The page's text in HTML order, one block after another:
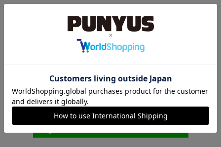
他のサイトIDで新規会員登録
他のサイトIDで新規会員登録をしていただくと次回以降、そのIDで
ログインすることができます。